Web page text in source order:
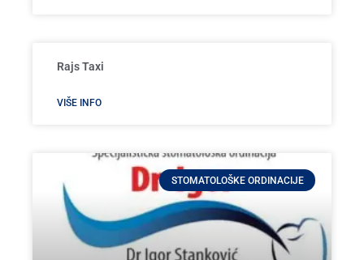
Rajs Taxi
VIŠE INFO
STOMATOLOŠKE ORDINACIJE